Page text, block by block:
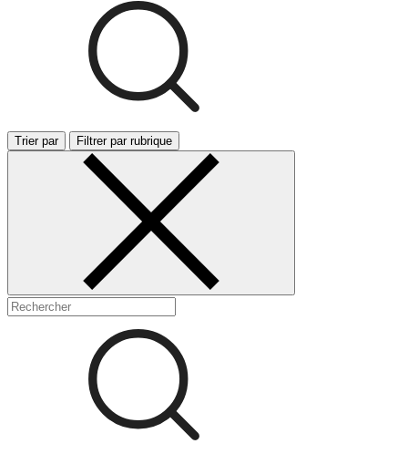
Trier par Filtrer par rubrique